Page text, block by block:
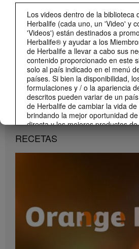
Los videos dentro de la biblioteca
Herbalife (cada uno, un 'Video' y
'Videos') están destinados a
Herbalife® y ayudar a los
de Herbalife a llevar a cabo sus
contenido proporcionado en este
solo al país indicado en el menú
países. Si bien la disponibilidad,
formulaciones y / o la apariencia
descritos pueden variar de un
de Herbalife de cambiar la vida
brindando la mejor oportunidad
directa y los mejores productos
de peso son aplicable en todas
lo que ganará. Para obtener los
financiero promedio más
Región en la que realiza su
Conoce los nuevos sabores de Liftoff: naranja y
Compártelo con todos tus clientes y conocidos.
RECETAS